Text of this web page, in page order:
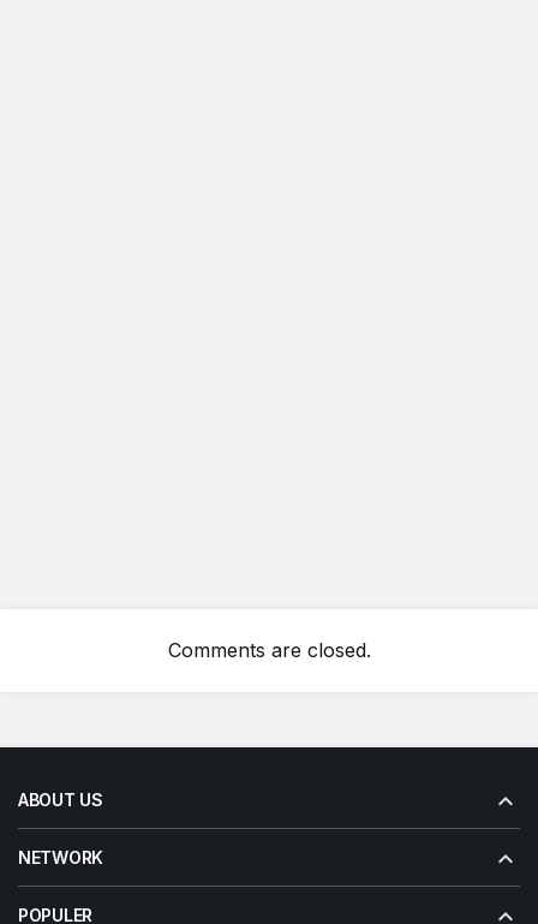
Comments are closed.
ABOUT US
NETWORK
POPULER